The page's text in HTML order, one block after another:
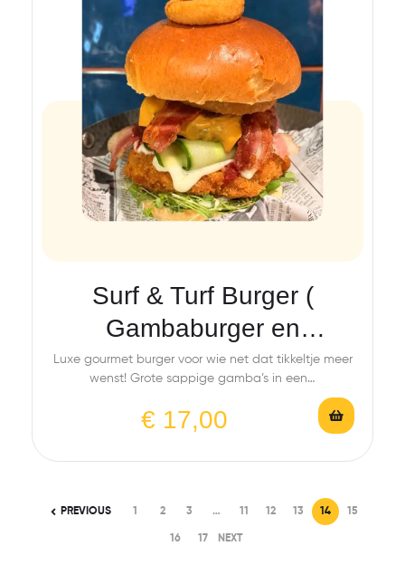
Surf & Turf Burger (
Gambaburger en
rundsburger)
Luxe gourmet burger voor wie net dat tikkeltje meer
wenst! Grote sappige gamba’s in een…
€ 17,00
PREVIOUS 2 3 … 12 13 14 15
16 17 NEXT